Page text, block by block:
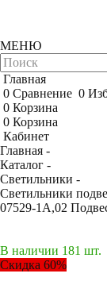
МЕНЮ
Главная
0 Сравнение 0
0 Корзина
0 Корзина
Кабинет
Главная -
Каталог -
Светильники -
Светильники
07529-1A,02
В наличии 181 шт.
Скидка 60%